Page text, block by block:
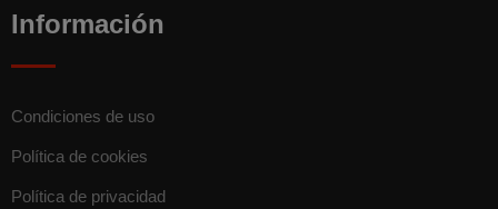
Información
Condiciones de uso
Política de cookies
Política de privacidad